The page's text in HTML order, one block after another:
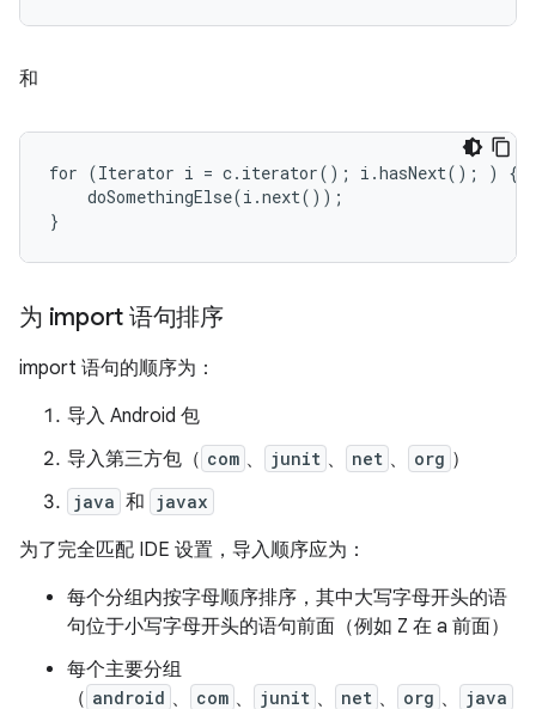
和
for (Iterator i = c.iterator(); i.hasNext(); ) {
    doSomethingElse(i.next());
}
为 import 语句排序
import 语句的顺序为：
导入 Android 包
导入第三方包（ com 、 junit 、 net 、 org ）
java 和 javax
为了完全匹配 IDE 设置，导入顺序应为：
每个分组内按字母顺序排序，其中大写字母开头的语
句位于小写字母开头的语句前面（例如 Z 在 a 前面）
每个主要分组
（ android 、 com 、 junit 、 net 、 org 、 java